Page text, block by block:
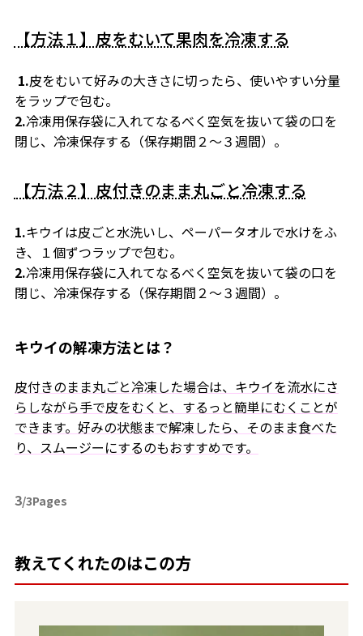
【方法１】皮をむいて果肉を冷凍する
1.皮をむいて好みの大きさに切ったら、使いやすい分量
をラップで包む。
2.冷凍用保存袋に入れてなるべく空気を抜いて袋の口を
閉じ、冷凍保存する（保存期間２〜３週間）。
【方法２】皮付きのまま丸ごと冷凍する
1.キウイは皮ごと水洗いし、ペーパータオルで水けをふ
き、１個ずつラップで包む。
2.冷凍用保存袋に入れてなるべく空気を抜いて袋の口を
閉じ、冷凍保存する（保存期間２〜３週間）。
キウイの解凍方法とは？
皮付きのまま丸ごと冷凍した場合は、キウイを流水にさ
らしながら手で皮をむくと、するっと簡単にむくことが
できます。好みの状態まで解凍したら、そのまま食べた
り、スムージーにするのもおすすめです。
3/3Pages
教えてくれたのはこの方